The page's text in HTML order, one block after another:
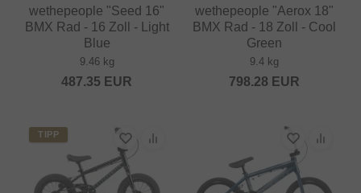
wethepeople "Seed 16"
BMX Rad - 16 Zoll - Light
Blue
9.46 kg
487.35 EUR
wethepeople "Aerox 18"
BMX Rad - 18 Zoll - Cool
Green
9.4 kg
798.28 EUR
TIPP